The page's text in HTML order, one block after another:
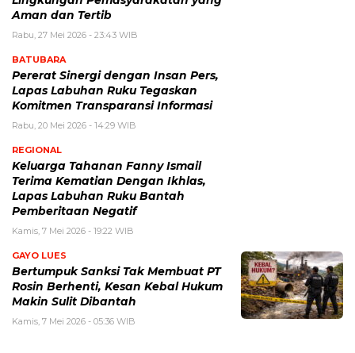
Aman dan Tertib
Rabu, 27 Mei 2026 - 23:43 WIB
BATUBARA
Pererat Sinergi dengan Insan Pers,
Lapas Labuhan Ruku Tegaskan
Komitmen Transparansi Informasi
Rabu, 20 Mei 2026 - 14:29 WIB
REGIONAL
Keluarga Tahanan Fanny Ismail
Terima Kematian Dengan Ikhlas,
Lapas Labuhan Ruku Bantah
Pemberitaan Negatif
Kamis, 7 Mei 2026 - 19:22 WIB
GAYO LUES
Bertumpuk Sanksi Tak Membuat PT
Rosin Berhenti, Kesan Kebal Hukum
Makin Sulit Dibantah
Kamis, 7 Mei 2026 - 05:36 WIB